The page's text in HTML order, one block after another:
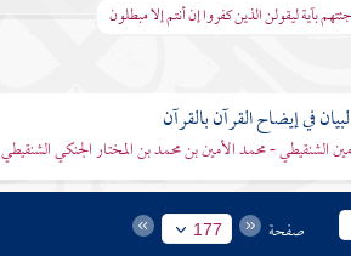
بآية ليقولن الذين كفروا إن أنتم إلا مبطلون
في إيضاح القرآن بالقرآن
الشنقيطي - محمد الأمين بن محمد بن المختار الجنكي الشنقيطي
صفحة 177